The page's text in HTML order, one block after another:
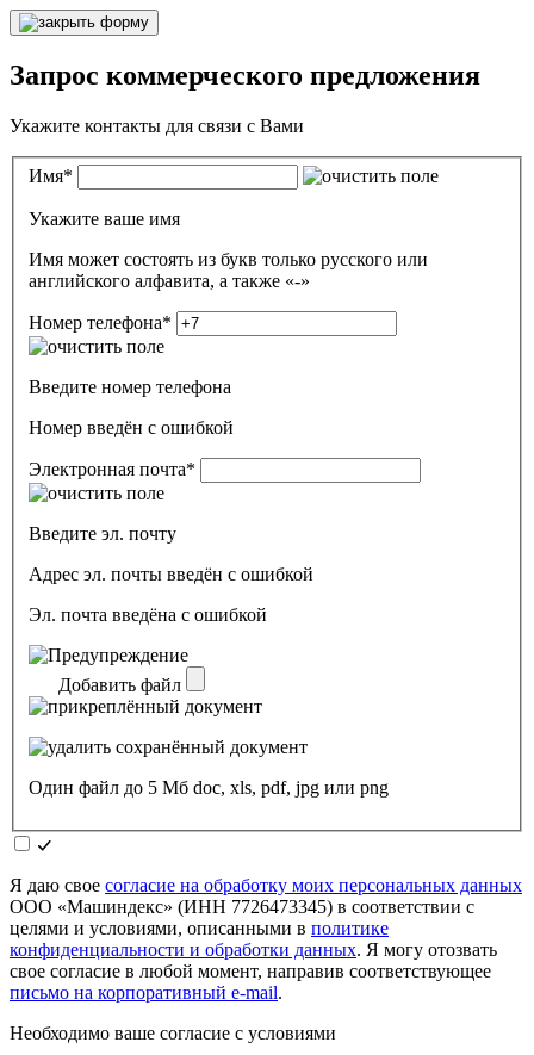
Запрос коммерческого предложения
Укажите контакты для связи с Вами
Имя*
Укажите ваше имя
Имя может состоять из букв только русского или
английского алфавита, а также «-»
Номер телефона*
Введите номер телефона
Номер введён c ошибкой
Электронная почта*
Введите эл. почту
Адрес эл. почты введён с ошибкой
Эл. почта введёна с ошибкой
Добавить файл
Один файл до 5 Мб doc, xls, pdf, jpg или png
Я даю свое согласие на обработку моих персональных данных
ООО «Машиндекс» (ИНН 7726473345) в соответствии с
целями и условиями, описанными в политике
конфиденциальности и обработки данных. Я могу отозвать
свое согласие в любой момент, направив соответствующее
письмо на корпоративный e-mail.
Необходимо ваше согласие с условиями